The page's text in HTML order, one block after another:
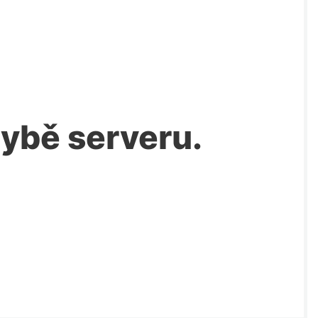
serveru.